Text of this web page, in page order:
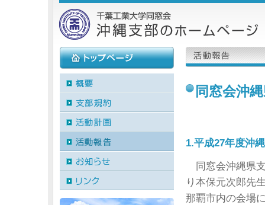
同窓会沖
1.平成27年度沖
同窓会沖縄県
り本保元次郎先
那覇市内の会場